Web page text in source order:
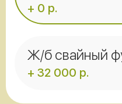
+ 0 р.
Ж/б свайный
+ 32 000 р.